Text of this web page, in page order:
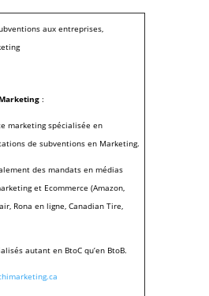
aux entreprises,
:
marketing spécialisée en
de subventions en Marketing.
des mandats en médias
et Ecommerce (Amazon,
Rona en ligne, Canadian Tire,
autant en BtoC qu’en BtoB.